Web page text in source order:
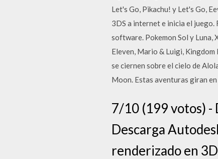
Let's Go, Pikachu! y Let's Go,
3DS a internet e inicia el
software. Pokemon Sol y Luna,
Eleven, Mario & Luigi, Kingdom
se ciernen sobre el cielo de
Moon. Estas aventuras giran
7/10 (199 votos) -
Descarga
renderizado en